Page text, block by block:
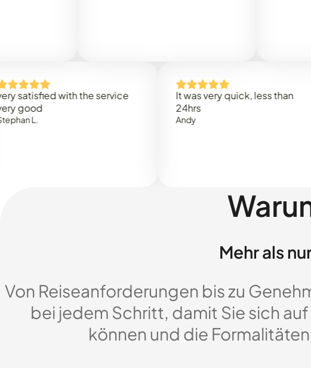
with the service
It was very quick, less than
Mehr als
Von Reiseanforderungen bis zu
bei jedem Schritt, damit Sie sich
können und die